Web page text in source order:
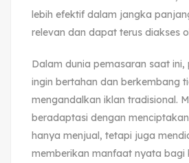
lebih efektif dalam jangka
relevan dan dapat terus diakses
Dalam dunia pemasaran saat ini,
ingin bertahan dan berkembang
mengandalkan iklan tradisional.
beradaptasi dengan
hanya menjual, tetapi juga
memberikan manfaat nyata bagi